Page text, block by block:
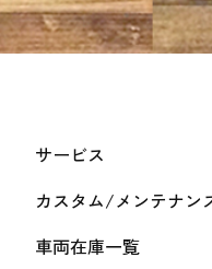
サービス
カスタム/メンテナン
車両在庫一覧